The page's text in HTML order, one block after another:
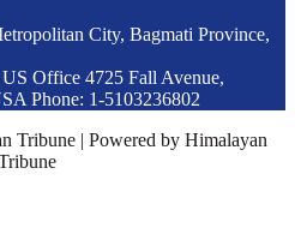
City, Bagmati Province,
Office 4725 Fall Avenue,
Phone: 1-5103236802
Tribune | Powered by Himalayan